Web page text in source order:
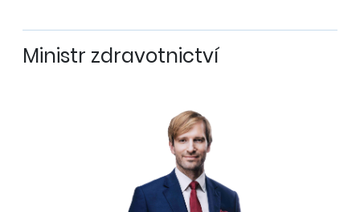
Ministr zdravotnictví